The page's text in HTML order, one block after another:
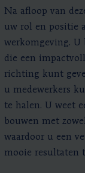
Na afloop van
uw rol en positie
werkomgeving. U
die een
richting kunt
u medewerkers
te halen. U weet
bouwen met
waardoor u een
mooie resultaten